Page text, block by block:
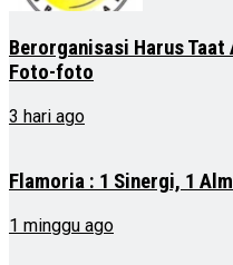
Berorganisasi Harus Taat
Foto-foto
3 hari ago
Flamoria : 1 Sinergi, 1
1 minggu ago